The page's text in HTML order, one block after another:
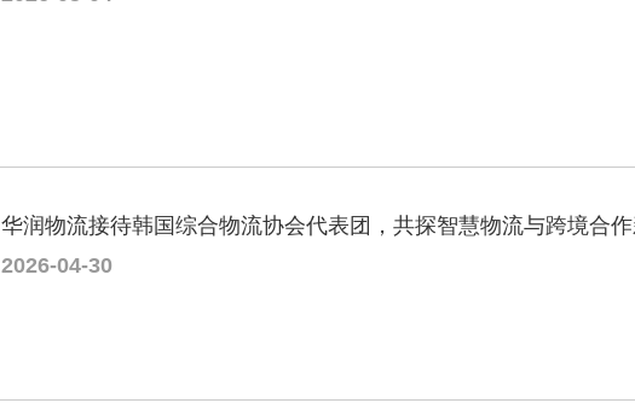
华润物流接待韩国综合物流协会代表团，共探智慧物流与跨境合
2026-04-30